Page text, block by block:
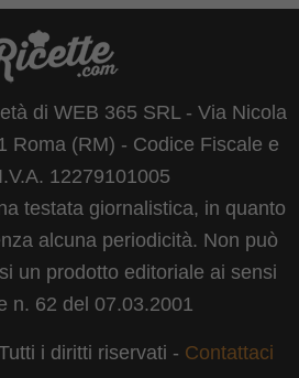
di WEB 365 SRL - Via Nicola
Roma (RM) - Codice Fiscale e
12279101005
testata giornalistica, in quanto
alcuna periodicità. Non può
un prodotto editoriale ai sensi
n. 62 del 07.03.2001
i diritti riservati - Contattaci